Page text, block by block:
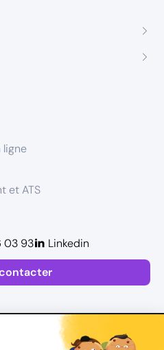
ligne
et ATS
03 93 Linkedin